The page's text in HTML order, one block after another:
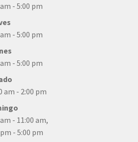
- 5:00 pm
- 5:00 pm
- 5:00 pm
am - 2:00 pm
- 11:00 am,
- 5:00 pm